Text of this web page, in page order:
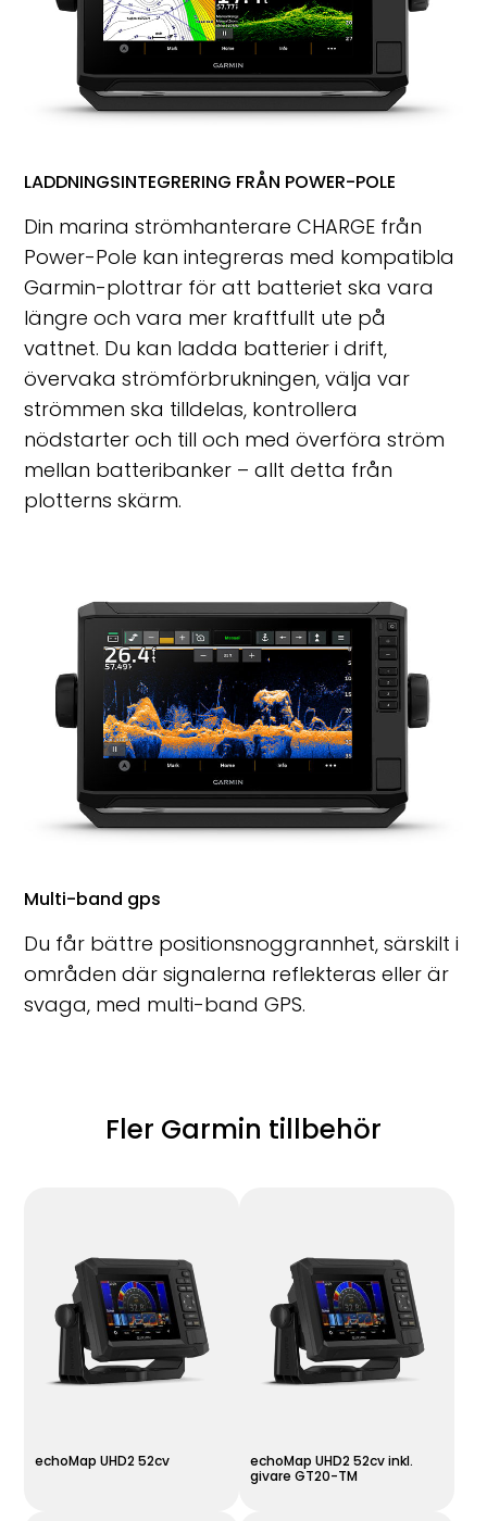
LADDNINGSINTEGRERING FRÅN POWER-POLE
Din marina strömhanterare CHARGE från
Power-Pole kan integreras med kompatibla
Garmin-plottrar för att batteriet ska vara
längre och vara mer kraftfullt ute på
vattnet. Du kan ladda batterier i drift,
övervaka strömförbrukningen, välja var
strömmen ska tilldelas, kontrollera
nödstarter och till och med överföra ström
mellan batteribanker – allt detta från
plotterns skärm.
Multi-band gps
Du får bättre positionsnoggrannhet, särskilt i
områden där signalerna reflekteras eller är
svaga, med multi-band GPS.
Fler Garmin tillbehör
echoMap UHD2 52cv
echoMap UHD2 52cv inkl.
givare GT20-TM